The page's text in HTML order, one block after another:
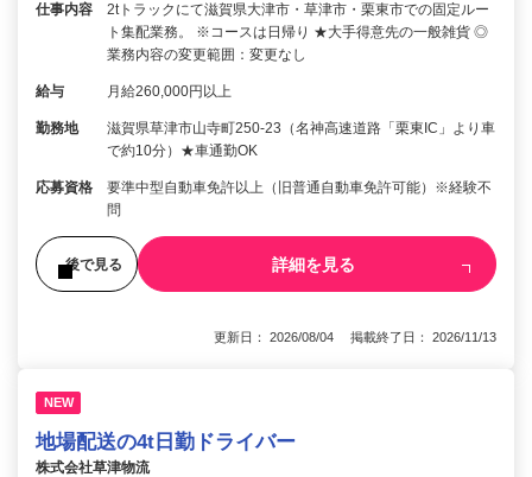
仕事内容
2tトラックにて滋賀県大津市・草津市・栗東市での固定ルー
ト集配業務。 ※コースは日帰り ★大手得意先の一般雑貨 ◎
業務内容の変更範囲：変更なし
給与 月給260,000円以上
勤務地
滋賀県草津市山寺町250-23（名神高速道路「栗東IC」より車
で約10分）★車通勤OK
応募資格
要準中型自動車免許以上（旧普通自動車免許可能）※経験不
問
後で見る 詳細を見る
更新日： 2026/08/04 掲載終了日： 2026/11/13
NEW
地場配送の4t日勤ドライバー
株式会社草津物流